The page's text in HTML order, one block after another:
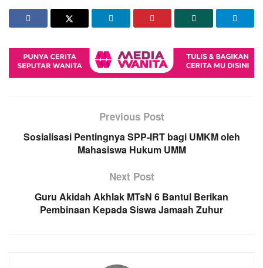
Previous Post
Sosialisasi Pentingnya SPP-IRT bagi UMKM oleh
Mahasiswa Hukum UMM
Next Post
Guru Akidah Akhlak MTsN 6 Bantul Berikan
Pembinaan Kepada Siswa Jamaah Zuhur